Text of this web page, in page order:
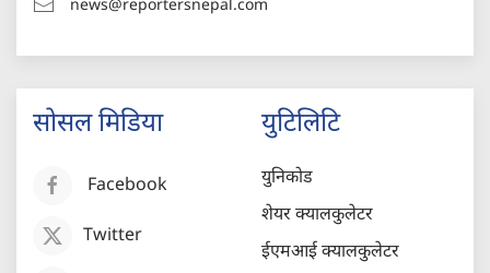
news@reportersnepal.com
सोसल मिडिया
Facebook
Twitter
युटिलिटि
युनिकोड
शेयर क्यालकुलेटर
ईएमआई क्यालकुलेटर